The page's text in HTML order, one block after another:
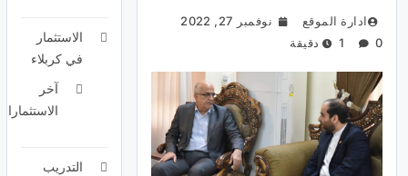
ادارة الموقع
نوفمبر 27, 2022
0
1 دقيقة
الاستثمار
في كربلاء
آخر
التدريب